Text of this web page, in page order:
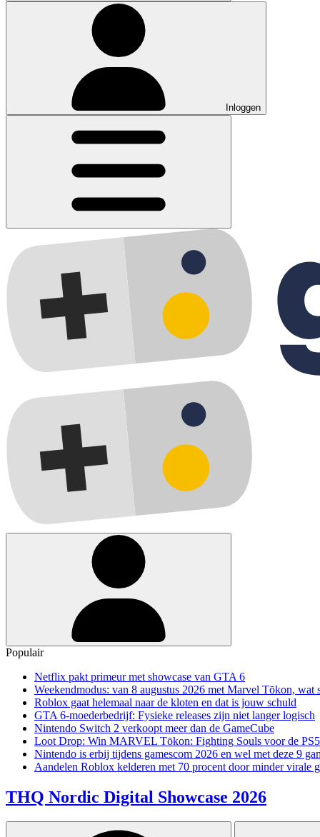
Inloggen
Populair
Netflix pakt primeur met showcase van GTA 6
Weekendmodus: van 8 augustus 2026 met Marvel Tōkon, wat
Roblox gaat helemaal naar de kloten en dat is jouw schuld
GTA 6-moederbedrijf: Fysieke releases zijn niet langer logisch
Nintendo Switch 2 verkoopt meer dan de GameCube
Loot Drop: Win MARVEL Tōkon: Fighting Souls voor de PS5
Nintendo is erbij tijdens gamescom 2026 en wel met deze 9
Aandelen Roblox kelderen met 70 procent door minder virale
THQ Nordic Digital Showcase 2026